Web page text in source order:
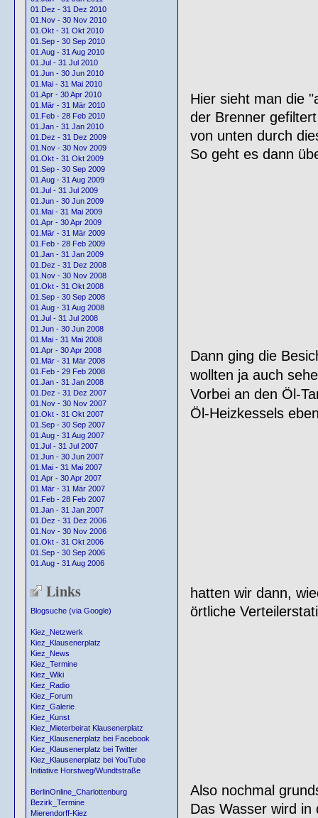
01.Dez - 31 Dez 2010
01.Nov - 30 Nov 2010
01.Okt - 31 Okt 2010
01.Sep - 30 Sep 2010
01.Aug - 31 Aug 2010
01.Jul - 31 Jul 2010
01.Jun - 30 Jun 2010
01.Mai - 31 Mai 2010
01.Apr - 30 Apr 2010
01.Mär - 31 Mär 2010
01.Feb - 28 Feb 2010
01.Jan - 31 Jan 2010
01.Dez - 31 Dez 2009
01.Nov - 30 Nov 2009
01.Okt - 31 Okt 2009
01.Sep - 30 Sep 2009
01.Aug - 31 Aug 2009
01.Jul - 31 Jul 2009
01.Jun - 30 Jun 2009
01.Mai - 31 Mai 2009
01.Apr - 30 Apr 2009
01.Mär - 31 Mär 2009
01.Feb - 28 Feb 2009
01.Jan - 31 Jan 2009
01.Dez - 31 Dez 2008
01.Nov - 30 Nov 2008
01.Okt - 31 Okt 2008
01.Sep - 30 Sep 2008
01.Aug - 31 Aug 2008
01.Jul - 31 Jul 2008
01.Jun - 30 Jun 2008
01.Mai - 31 Mai 2008
01.Apr - 30 Apr 2008
01.Mär - 31 Mär 2008
01.Feb - 29 Feb 2008
01.Jan - 31 Jan 2008
01.Dez - 31 Dez 2007
01.Nov - 30 Nov 2007
01.Okt - 31 Okt 2007
01.Sep - 30 Sep 2007
01.Aug - 31 Aug 2007
01.Jul - 31 Jul 2007
01.Jun - 30 Jun 2007
01.Mai - 31 Mai 2007
01.Apr - 30 Apr 2007
01.Mär - 31 Mär 2007
01.Feb - 28 Feb 2007
01.Jan - 31 Jan 2007
01.Dez - 31 Dez 2006
01.Nov - 30 Nov 2006
01.Okt - 31 Okt 2006
01.Sep - 30 Sep 2006
01.Aug - 31 Aug 2006
Links
Blogsuche (via Google)
Kiez_Netzwerk
Kiez_Klausenerplatz
Kiez_News
Kiez_Termine
Kiez_Wiki
Kiez_Radio
Kiez_Forum
Kiez_Galerie
Kiez_Kunst
Kiez_Mieterbeirat Klausenerplatz
Kiez_Klausenerplatz bei Facebook
Kiez_Klausenerplatz bei Twitter
Kiez_Klausenerplatz bei YouTube
Initiative Horstweg/Wundtstraße
BerlinOnline_Charlottenburg
Bezirk_Termine
Mierendorff-Kiez
Hier sieht man die
der Brenner
von unten durch
So geht es dann
Dann ging die
wollten ja auch
Vorbei an den Öl-
Öl-Heizkessels
hatten wir dann,
örtliche
Also nochmal
Das Wasser wird